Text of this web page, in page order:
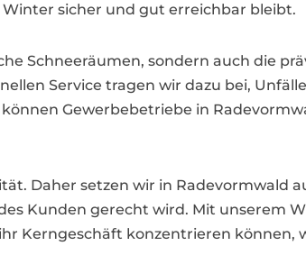
sicher und gut erreichbar bleibt.
Schneeräumen, sondern auch die
Service tragen wir dazu bei,
Gewerbebetriebe in
Daher setzen wir in Radevormwald
Kunden gerecht wird. Mit unserem
Kerngeschäft konzentrieren können,